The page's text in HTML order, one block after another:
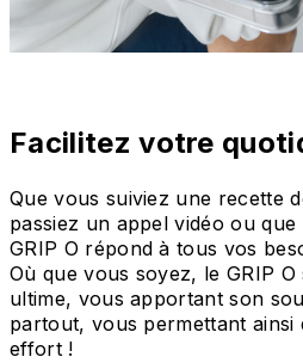
Facilitez votre
Que vous suiviez une recette
passiez un appel vidéo ou
GRIP O répond à tous vos
Où que vous soyez, le GRIP
ultime, vous apportant son
partout, vous permettant ainsi
effort !